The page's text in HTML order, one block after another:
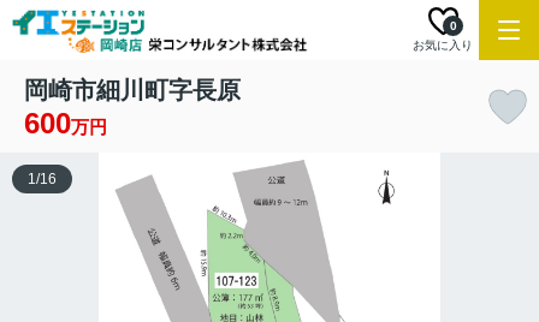
お気に入り
0
岡崎市細川町字長原
600万円
1/16